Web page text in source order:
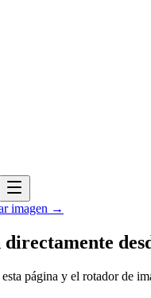
imagen →
página y el rotador de